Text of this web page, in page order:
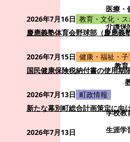
医療・
介護保
教
学校教
生涯学
2026年7月16日 教育・文化・
慶應義塾体育会野球部（慶應義
2026年7月15日 健康・福祉・子
国民健康保険税納付書の使用期
2026年7月13日 町政情報
新たな幕別町総合計画策定に向
2026年7月13日